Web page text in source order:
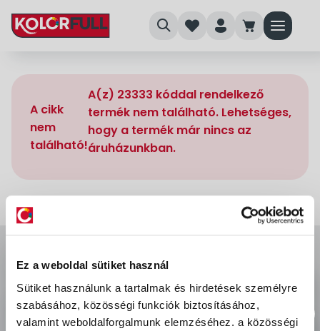
Ez a weboldal sütiket használ
Sütiket használunk a tartalmak és hirdetések személyre
szabásához, közösségi funkciók biztosításához,
valamint weboldalforgalmunk elemzéséhez. a közösségi
search heart person cart menu
A cikk
nem
található!
A(z) 23333 kóddal rendelkező
termék nem található. Lehetséges,
hogy a termék már nincs az
áruházunkban.